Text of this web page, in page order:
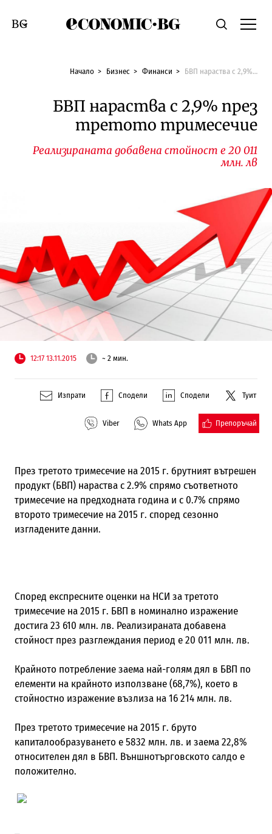
Economic.bgТърсене
Смяна на език
Начало Бизнес Финанси БВП нараства с 2,9% през третото тримесечие
БВП нараства с 2,9% през
третото тримесечие
Реализираната добавена стойност е 20 011
млн. лв
12:17 13.11.2015 ~ 2 мин.
Изпрати Сподели Сподели Туит
Viber Whats App Препоръчай
През третото тримесечие на 2015 г. брутният вътрешен
продукт (БВП) нараства с 2.9% спрямо съответното
тримесечие на предходната година и с 0.7% спрямо
второто тримесечие на 2015 г. според сезонно
изгладените данни.
Според експресните оценки на НСИ за третото
тримесечие на 2015 г. БВП в номинално изражение
достига 23 610 млн. лв. Реализираната добавена
стойност през разглеждания период е 20 011 млн. лв.
Крайното потребление заема най-голям дял в БВП по
елементи на крайното използване (68,7%), което в
стойностно изражение възлиза на 16 214 млн. лв.
През третото тримесечие на 2015 г. бруто
капиталообразуването е 5832 млн. лв. и заема 22,8%
относителен дял в БВП. Външнотърговското салдо е
положително.